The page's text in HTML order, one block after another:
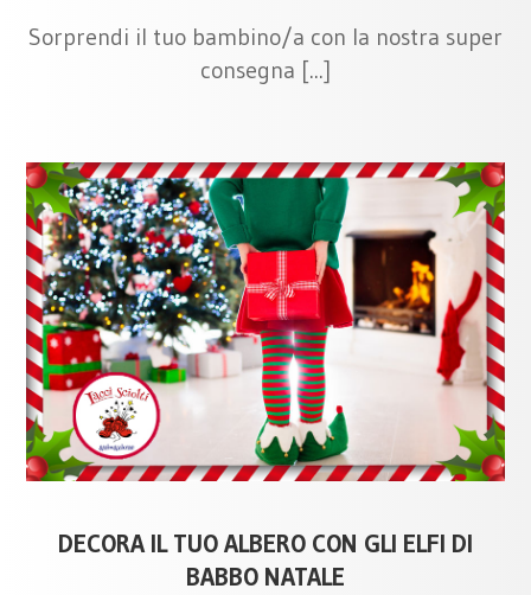
Sorprendi il tuo bambino/a con la nostra super
consegna [...]
DECORA IL TUO ALBERO CON GLI ELFI DI
BABBO NATALE